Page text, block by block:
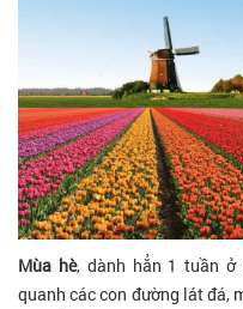
Mùa hè, dành hẳn 1 tuần ở
quanh các con đường lát đá,